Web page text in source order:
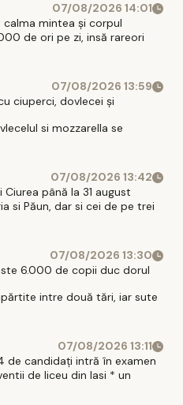
07/08/2026 14:01
mintea și corpul
de ori pe zi, insă rareori
07/08/2026 13:59
ciuperci, dovlecei și
si mozzarella se
07/08/2026 13:42
până la 31 august
si Păun, dar si cei de pe trei
07/08/2026 13:30
6.000 de copii duc dorul
intre două tări, iar sute
07/08/2026 13:11
de candidați intră în examen
de liceu din Iasi * un